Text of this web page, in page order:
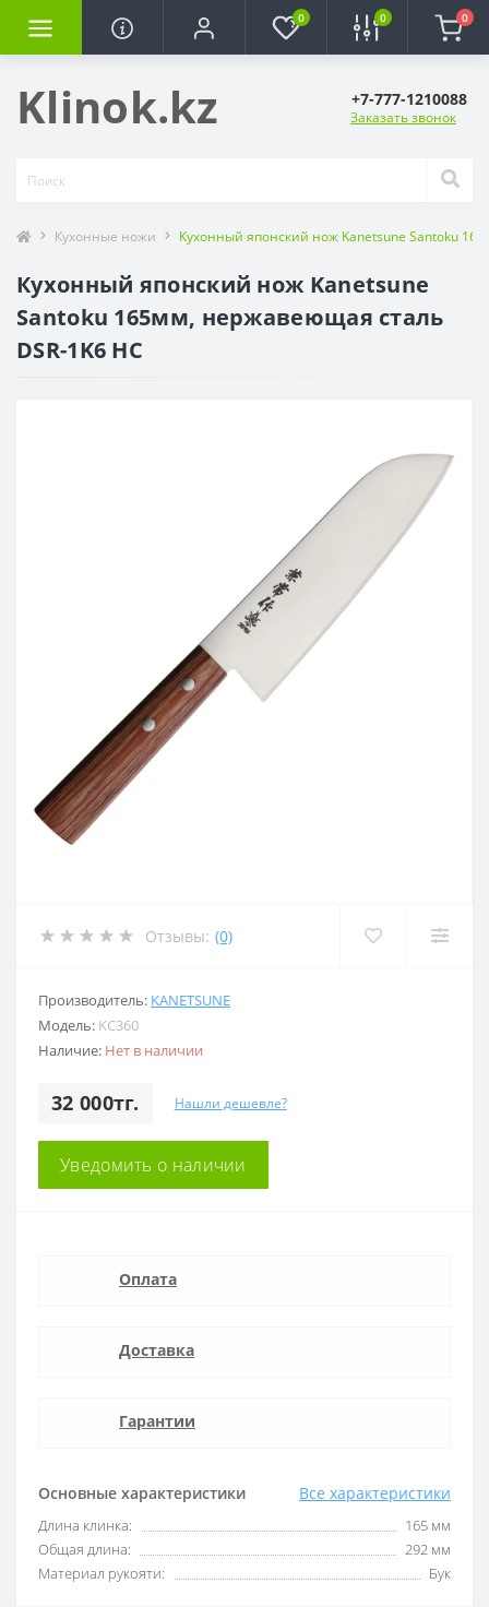
0 0 0
Klinok.kz +7-777-1210088
Заказать звонок
Кухонные ножи Кухонный японский нож Kanetsune Santoku
Кухонный японский нож Kanetsune
Santoku 165мм, нержавеющая сталь
DSR-1K6 HC
Отзывы: (0)
Производитель: KANETSUNE
Модель: KC360
Наличие: Нет в наличии
32 000тг. Нашли дешевле?
Уведомить о наличии
Основные характеристики Все характеристики
Длина клинка:
165 мм
Общая длина:
292 мм
Материал рукояти:
Бук
Оплата
Доставка
Гарантии